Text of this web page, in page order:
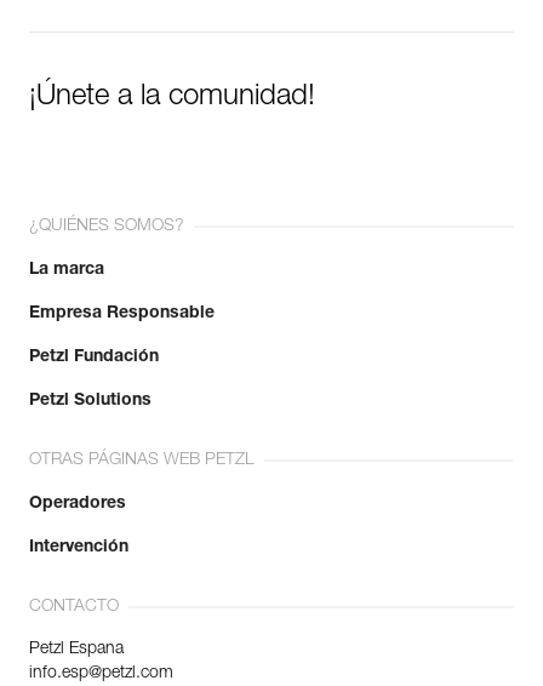
¡Únete a la comunidad!
¿QUIÉNES SOMOS?
La marca
Empresa Responsable
Petzl Fundación
Petzl Solutions
OTRAS PÁGINAS WEB PETZL
Operadores
Intervención
CONTACTO
Petzl Espana
info.esp@petzl.com